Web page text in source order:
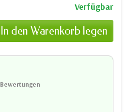
Verfügbar
In den Warenkorb legen
Bewertungen